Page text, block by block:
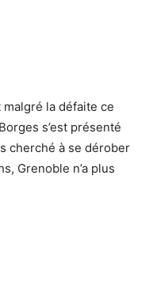
la défaite ce
s’est présenté
cherché à se dérober
Grenoble n’a plus